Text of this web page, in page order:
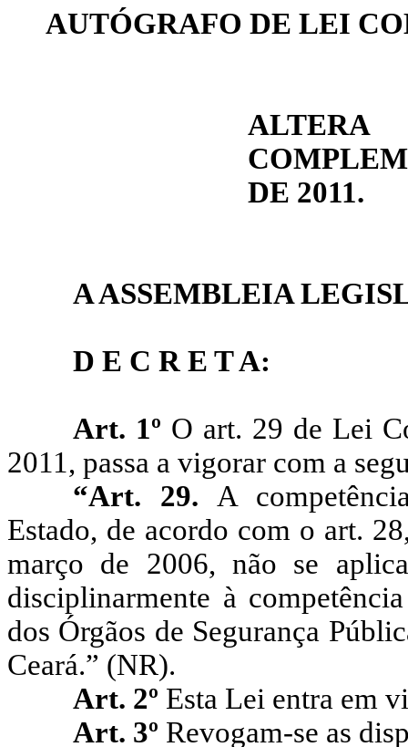
AUTÓGRAFO DE LEI
DE 2011.
A ASSEMBLEIA
D E C R E T A:
Art. 1º O art. 29 de Lei
2011, passa a vigorar com a
“Art. 29. A
Estado, de acordo com o art.
março de 2006, não se
disciplinarmente à
dos Órgãos de Segurança
Ceará.” (NR).
Art. 2º Esta Lei entra em
Art. 3º Revogam-se as